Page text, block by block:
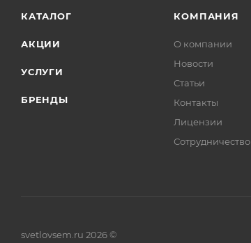
КАТАЛОГ
АКЦИИ
УСЛУГИ
БРЕНДЫ
КОМПАНИЯ
О компании
Новости
Статьи
Контакты
Лицензии
Сотрудничество
svetlovsem.ru 2026 ©